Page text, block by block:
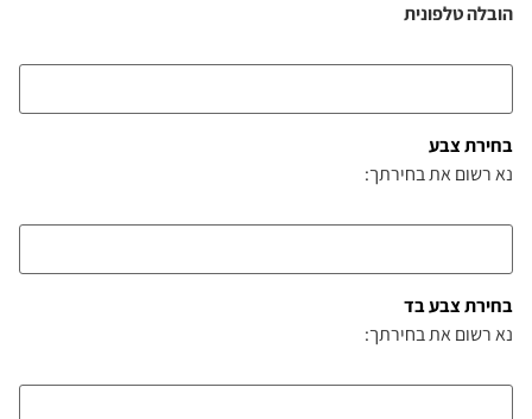
הובלה טלפונית
בחירת צבע
נא רשום את בחירתך:
בחירת צבע בד
נא רשום את בחירתך: